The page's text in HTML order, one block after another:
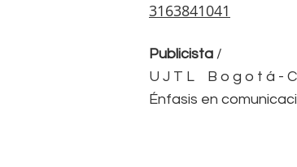
3163841041
Publicista /
U J T L B o g o t á - C
Énfasis en